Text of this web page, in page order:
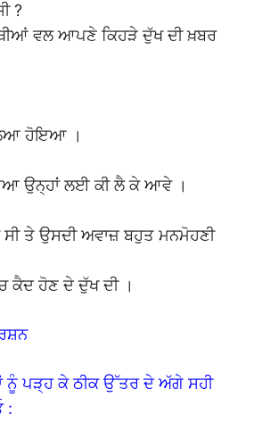
?
ਵਲ ਆਪਣੇ ਕਿਹੜੇ ਦੁੱਖ ਦੀ ਖ਼ਬਰ
ਹੋਇਆ ।
ਉਨ੍ਹਾਂ ਲਈ ਕੀ ਲੈ ਕੇ ਆਵੇ ।
ਸੀ ਤੇ ਉਸਦੀ ਅਵਾਜ਼ ਬਹੁਤ ਮਨਮੋਹਣੀ
ਕੈਦ ਹੋਣ ਦੇ ਦੁੱਖ ਦੀ ।
ਨੂੰ ਪੜ੍ਹ ਕੇ ਠੀਕ ਉੱਤਰ ਦੇ ਅੱਗੇ ਸਹੀ
: